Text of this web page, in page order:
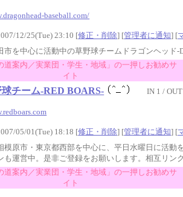
baseball.com/
12/25(Tue) 23:10 [修正・削除] [管理者に通知] [
市を中心に活動中の草野球チームドラゴンヘッド-
道案内／実業団・学生・地域」の一押しお勧めサ
イト
チーム-RED BOARS- IN 1 /
05/01(Tue) 18:18 [修正・削除] [管理者に通知] [
模原市・東京都西部を中心に、平日水曜日に活動
も運営中。是非ご登録をお願いします。相互リン
道案内／実業団・学生・地域」の一押しお勧めサ
イト